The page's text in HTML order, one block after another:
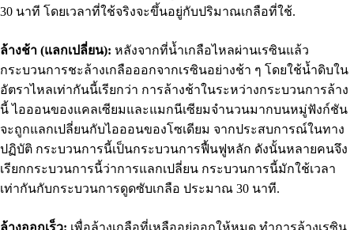
30 นาที โดยเวลาที่ใช้จริงจะขึ้นอยู่กับปริมาณเกลือที่ใช้.
ล้างช้า (แลกเปลี่ยน): หลังจากที่น้ำเกลือไหลผ่านเรซินแล้ว
กระบวนการชะล้างเกลือออกจากเรซินอย่างช้า ๆ โดยใช้น้ำดิบใน
อัตราไหลเท่ากันนี้เรียกว่า การล้างช้าในระหว่างกระบวนการล้าง
นี้ ไอออนของแคลเซียมและแมกนีเซียมจำนวนมากบนหมู่ฟังก์ชัน
จะถูกแลกเปลี่ยนกับไอออนของโซเดียม จากประสบการณ์ในทาง
ปฏิบัติ กระบวนการนี้เป็นกระบวนการฟื้นฟูหลัก ดังนั้นหลายคนจึง
เรียกกระบวนการนี้ว่าการแลกเปลี่ยน กระบวนการนี้มักใช้เวลา
เท่ากันกับกระบวนการดูดซับเกลือ ประมาณ 30 นาที.
ล้างออกเร็ว: เพื่อล้างเกลือที่เหลืออยู่ออกให้หมด ทำการล้างเรซิน